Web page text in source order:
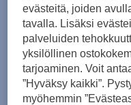
Koko
XS S M
Kokotaulukko
evästeitä, joiden
tavalla. Lisäksi
palveluiden
yksilöllinen
tarjoaminen. Voit
”Hyväksy kaikki”.
myöhemmin